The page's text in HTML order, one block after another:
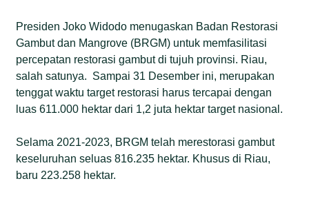
Presiden Joko Widodo menugaskan Badan Restorasi
Gambut dan Mangrove (BRGM) untuk memfasilitasi
percepatan restorasi gambut di tujuh provinsi. Riau,
salah satunya. Sampai 31 Desember ini, merupakan
tenggat waktu target restorasi harus tercapai dengan
luas 611.000 hektar dari 1,2 juta hektar target nasional.
Selama 2021-2023, BRGM telah merestorasi gambut
keseluruhan seluas 816.235 hektar. Khusus di Riau,
baru 223.258 hektar.